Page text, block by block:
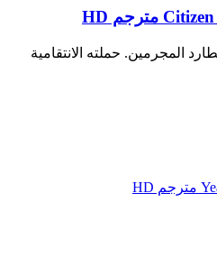
المجرمين. حملته الانتقامية